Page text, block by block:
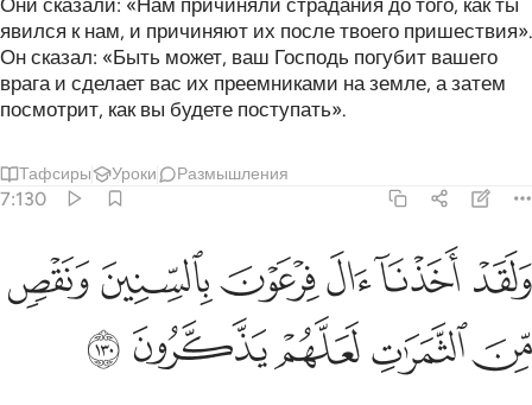
Они сказали: «Нам причиняли страдания до того, как ты
явился к нам, и причиняют их после твоего пришествия».
Он сказал: «Быть может, ваш Господь погубит вашего
врага и сделает вас их преемниками на земле, а затем
посмотрит, как вы будете поступать».
Тафсиры Уроки Размышления
7:130
ولقد اخذنا ال فرعون بالسنين ونقص من الثمرات لعلهم يذكرون ١٣٠
وَلَقَدْ أَخَذْنَآ ءَالَ فِرْعَوْنَ بِٱلسِّنِينَ وَنَقْصٍۢ مِّنَ ٱلثَّمَرَٰتِ لَعَلَّهُمْ يَذَّكَّرُونَ ١٣٠
ﳃ ﳄﳅﳆﳇﳈ
ﳉﳊﳋﳌ ﳍ